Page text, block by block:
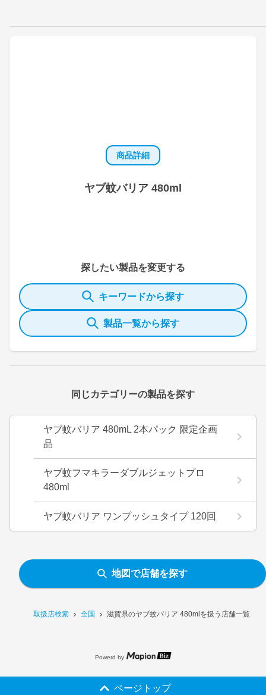
取扱店検索 全国 滋賀県のヤブ蚊バリア 480mlを扱う店舗一覧
商品詳細
ヤブ蚊バリア 480ml
探したい製品を変更する
キーワードから探す
製品一覧から探す
同じカテゴリーの製品を探す
ヤブ蚊バリア 480mL 2本パック 限定企画
品
ヤブ蚊フマキラーダブルジェットプロ
480ml
ヤブ蚊バリア ワンプッシュタイプ 120回
地図で店舗を探す
Powerd by
ページトップ